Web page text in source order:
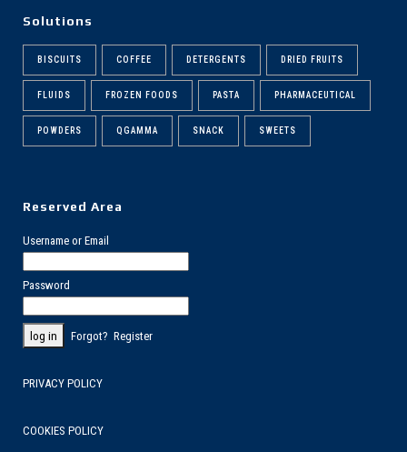
Solutions
BISCUITS COFFEE DETERGENTS DRIED FRUITS
FLUIDS FROZEN FOODS PASTA PHARMACEUTICAL
POWDERS QGAMMA SNACK SWEETS
Reserved Area
Username or Email
Password
Forgot? Register
PRIVACY POLICY
COOKIES POLICY